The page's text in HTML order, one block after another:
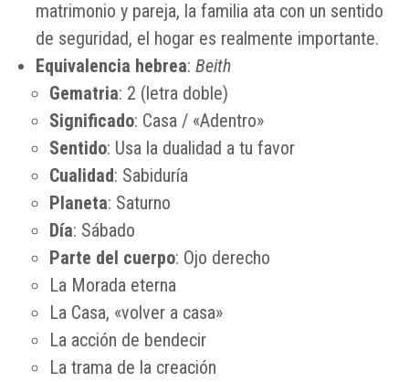
matrimonio y pareja, la familia ata con un sentido
de seguridad, el hogar es realmente importante.
Equivalencia hebrea: Beith
Gematria: 2 (letra doble)
Significado: Casa / «Adentro»
Sentido: Usa la dualidad a tu favor
Cualidad: Sabiduría
Planeta: Saturno
Día: Sábado
Parte del cuerpo: Ojo derecho
La Morada eterna
La Casa, «volver a casa»
La acción de bendecir
La trama de la creación